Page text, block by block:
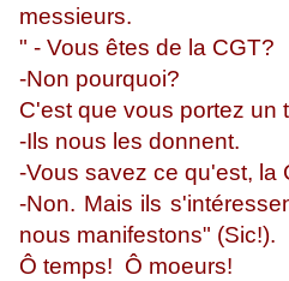
messieurs.
" - Vous êtes de la CGT?
-Non pourquoi?
C'est que vous portez un
-Ils nous les donnent.
-Vous savez ce qu'est, la
-Non. Mais ils
nous manifestons" (Sic!).
Ô temps! Ô moeurs!